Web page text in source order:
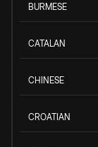
BURMESE
CATALAN
CHINESE
CROATIAN